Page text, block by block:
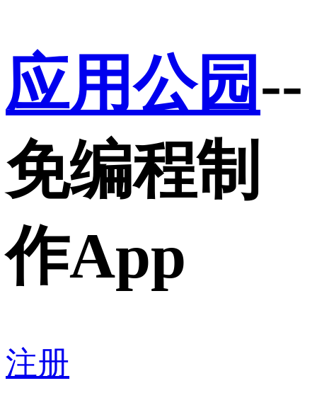
应用公园--
免编程制
作App
注册